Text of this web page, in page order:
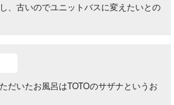
、古いのでユニットバスに変えたいとの
だいたお風呂はTOTOのサザナというお